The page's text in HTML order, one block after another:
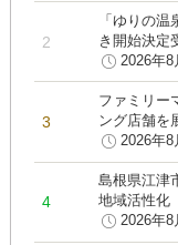
「ゆりの
き開始決定
2026年8
ファミリー
ング店舗を
2026年8
島根県江津
地域活性化
2026年8